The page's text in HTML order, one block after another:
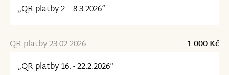
„QR platby 2. - 8.3.2026“
QR platby 23.02.2026
1 000 Kč
„QR platby 16. - 22.2.2026“